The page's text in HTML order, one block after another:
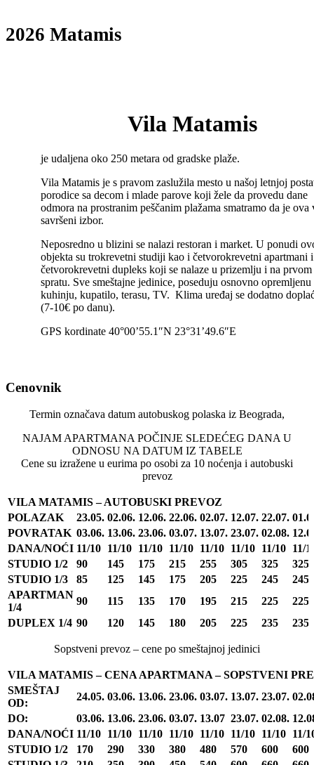
2026 Matamis
Vila Matamis
je udaljena oko 250 metara od gradske plaže.
Vila Matamis je s pravom zaslužila mesto u našoj letnjoj
porodice sa decom i mlade parove koji žele da provedu dane
odmora na prostranim peščanim plažama smatramo da je ova
savršeni izbor.
Neposredno u blizini se nalazi restoran i market. U ponudi
objekta su trokrevetni studiji kao i četvorokrevetni apartmani i
četvorokrevetni dupleks koji se nalaze u prizemlju i na prvom
spratu. Sve smeštajne jedinice, poseduju osnovno opremljenu
kuhinju, kupatilo, terasu, TV. Klima uređaj se dodatno
(7-10€ po danu).
GPS kordinate 40°00’55.1″N 23°31’49.6″E
Cenovnik
Termin označava datum autobuskog polaska iz Beograda,
NAJAM APARTMANA POČINJE SLEDEĆEG DANA U
ODNOSU NA DATUM IZ TABELE
Cene su izražene u eurima po osobi za 10 noćenja i autobuski
prevoz
VILA MATAMIS – AUTOBUSKI PREVOZ
POLAZAK
23.05. 02.06. 12.06. 22.06. 02.07. 12.07. 22.07.
POVRATAK 03.06. 13.06. 23.06. 03.07. 13.07. 23.07. 02.08.
DANA/NOĆI 11/10 11/10 11/10 11/10 11/10 11/10 11/10 11/
STUDIO 1/2
90 145 175 215 255 305 325
325
STUDIO 1/3
85 125 145 175 205 225 245
245
APARTMAN
1/4
90 115 135 170 195 215 225
225
DUPLEX 1/4 90 120 145 180 205 225 235 235
Sopstveni prevoz – cene po smeštajnoj jedinici
VILA MATAMIS – CENA APARTMANA – SOPSTVENI
SMEŠTAJ
OD:
24.05. 03.06. 13.06. 23.06. 03.07. 13.07. 23.07.
DO:
03.06. 13.06. 23.06. 03.07. 13.07 23.07. 02.08.
DANA/NOĆI 11/10 11/10 11/10 11/10 11/10 11/10 11/10 11/
STUDIO 1/2
170 290 330 380 480 570 600
600